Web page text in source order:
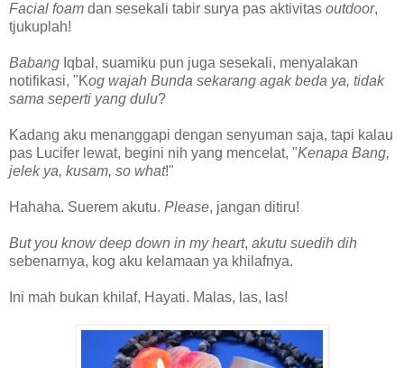
Facial foam dan sesekali tabir surya pas aktivitas outdoor,
tjukuplah!
Babang Iqbal, suamiku pun juga sesekali, menyalakan
notifikasi, "Kog wajah Bunda sekarang agak beda ya, tidak
sama seperti yang dulu?
Kadang aku menanggapi dengan senyuman saja, tapi kalau
pas Lucifer lewat, begini nih yang mencelat, "Kenapa Bang,
jelek ya, kusam, so what!"
Hahaha. Suerem akutu. Please, jangan ditiru!
But you know deep down in my heart, akutu suedih dih
sebenarnya, kog aku kelamaan ya khilafnya.
Ini mah bukan khilaf, Hayati. Malas, las, las!